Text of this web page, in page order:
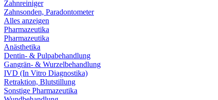
Zahnreiniger
Zahnsonden, Paradontometer
Alles anzeigen
Pharmazeutika
Pharmazeutika
Anästhetika
Dentin- & Pulpabehandlung
Gangrän- & Wurzelbehandlung
IVD (In Vitro Diagnostika)
Retraktion, Blutstillung
Sonstige Pharmazeutika